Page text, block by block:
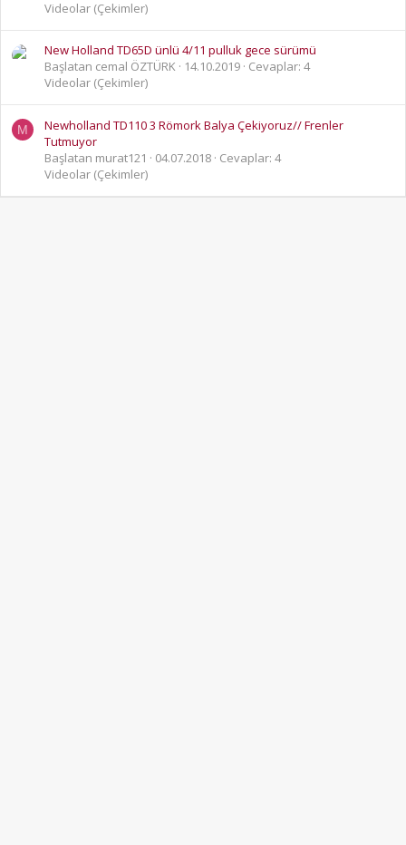
Videolar (Çekimler)
New Holland TD65D ünlü 4/11 pulluk gece sürümü
Başlatan cemal ÖZTÜRK
14.10.2019 Cevaplar: 4
Videolar (Çekimler)
M
Newholland TD110 3 Römork Balya Çekiyoruz// Frenler
Tutmuyor
Başlatan murat121
04.07.2018 Cevaplar: 4
Videolar (Çekimler)